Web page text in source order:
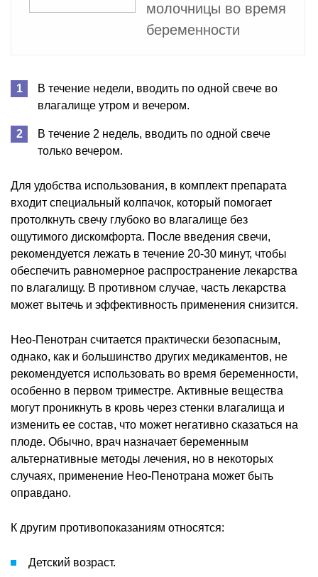
молочницы во время
беременности
В течение недели, вводить по одной свече во
влагалище утром и вечером.
В течение 2 недель, вводить по одной свече
только вечером.
Для удобства использования, в комплект препарата
входит специальный колпачок, который помогает
протолкнуть свечу глубоко во влагалище без
ощутимого дискомфорта. После введения свечи,
рекомендуется лежать в течение 20-30 минут, чтобы
обеспечить равномерное распространение лекарства
по влагалищу. В противном случае, часть лекарства
может вытечь и эффективность применения снизится.
Нео-Пенотран считается практически безопасным,
однако, как и большинство других медикаментов, не
рекомендуется использовать во время беременности,
особенно в первом триместре. Активные вещества
могут проникнуть в кровь через стенки влагалища и
изменить ее состав, что может негативно сказаться на
плоде. Обычно, врач назначает беременным
альтернативные методы лечения, но в некоторых
случаях, применение Нео-Пенотрана может быть
оправдано.
К другим противопоказаниям относятся:
Детский возраст.